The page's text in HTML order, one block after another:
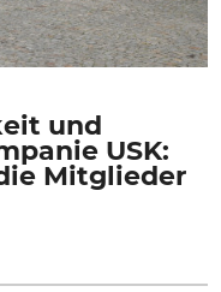
und
USK:
Mitglieder